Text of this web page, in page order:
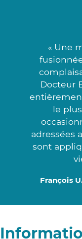
« Une
Docteur
le
adressées
sont
François